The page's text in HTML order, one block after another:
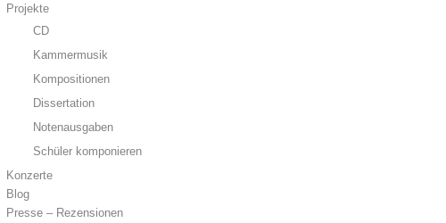
Projekte
CD
Kammermusik
Kompositionen
Dissertation
Notenausgaben
Schüler komponieren
Konzerte
Blog
Presse – Rezensionen